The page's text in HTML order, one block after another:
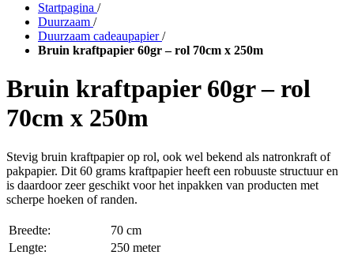
Startpagina /
Duurzaam /
Duurzaam cadeaupapier /
Bruin kraftpapier 60gr – rol 70cm x 250m
Bruin kraftpapier 60gr – rol
70cm x 250m
Stevig bruin kraftpapier op rol, ook wel bekend als natronkraft of
pakpapier. Dit 60 grams kraftpapier heeft een robuuste structuur en
is daardoor zeer geschikt voor het inpakken van producten met
scherpe hoeken of randen.
Breedte:
70 cm
Lengte:
250 meter